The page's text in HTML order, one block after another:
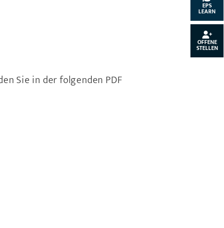
EPS
LEARN
OFFENE
STELLEN
Sie in der folgenden PDF